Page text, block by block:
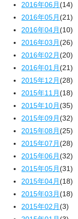
2016年06月(14)
2016年05月(21)
2016年04月(10)
2016年03月(26)
2016年02月(20)
2016年01月(21)
2015年12月(28)
2015年11月(18)
2015年10月(35)
2015年09月(32)
2015年08月(25)
2015年07月(28)
2015年06月(32)
2015年05月(31)
2015年04月(18)
2015年03月(18)
2015年02月(3)